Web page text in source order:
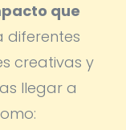
que
diferentes
creativas y
llegar a